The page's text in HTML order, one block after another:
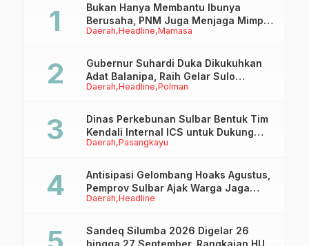
Daerah Headline Mamasa
Bukan Hanya Membantu Ibunya
Berusaha, PNM Juga Menjaga Mimpi
Anaknya Untuk Menggapai Cita-Cita
Daerah Headline Polman
Gubernur Suhardi Duka Dikukuhkan
Adat Balanipa, Raih Gelar Sulo
Tappidena
Daerah Pasangkayu
Dinas Perkebunan Sulbar Bentuk Tim
Kendali Internal ICS untuk Dukung
Sertifikasi ISPO Pekebun di
Daerah Headline
Antisipasi Gelombang Hoaks Agustus,
Pemprov Sulbar Ajak Warga Jaga
Ruang Digital
Sandeq Silumba 2026 Digelar 26
hingga 27 September, Rangkaian HUT